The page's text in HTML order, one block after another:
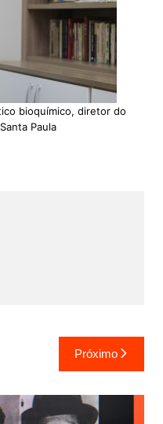
bioquímico, diretor do
Paula
Próximo